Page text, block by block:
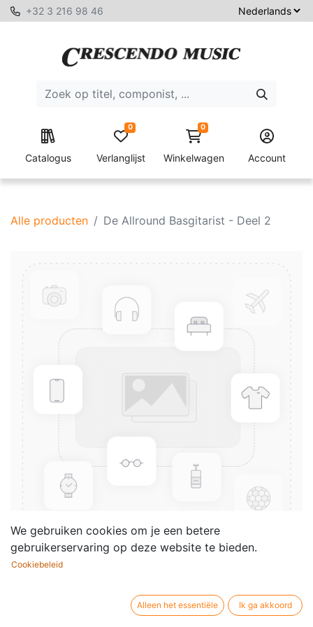
+32 3 216 98 46
Catalogus Verlanglijst
0 0
Winkelwagen Account
Alle producten De Allround Basgitarist - Deel 2
De Allround Basgitarist - Deel
We gebruiken cookies om je een betere
gebruikerservaring op deze website te bieden.
Cookiebeleid
Alleen het essentiële Ik ga akkoord